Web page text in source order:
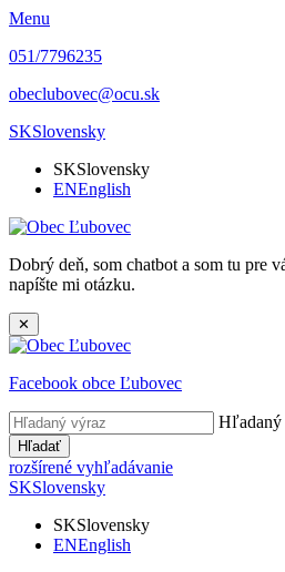
Menu
051/7796235
obeclubovec@ocu.sk
SKSlovensky
SKSlovensky
ENEnglish
Dobrý deň, som chatbot a som tu pre
napíšte mi otázku.
✕
Facebook obce Ľubovec
Hľadaný
Hľadať
rozšírené vyhľadávanie
SKSlovensky
SKSlovensky
ENEnglish